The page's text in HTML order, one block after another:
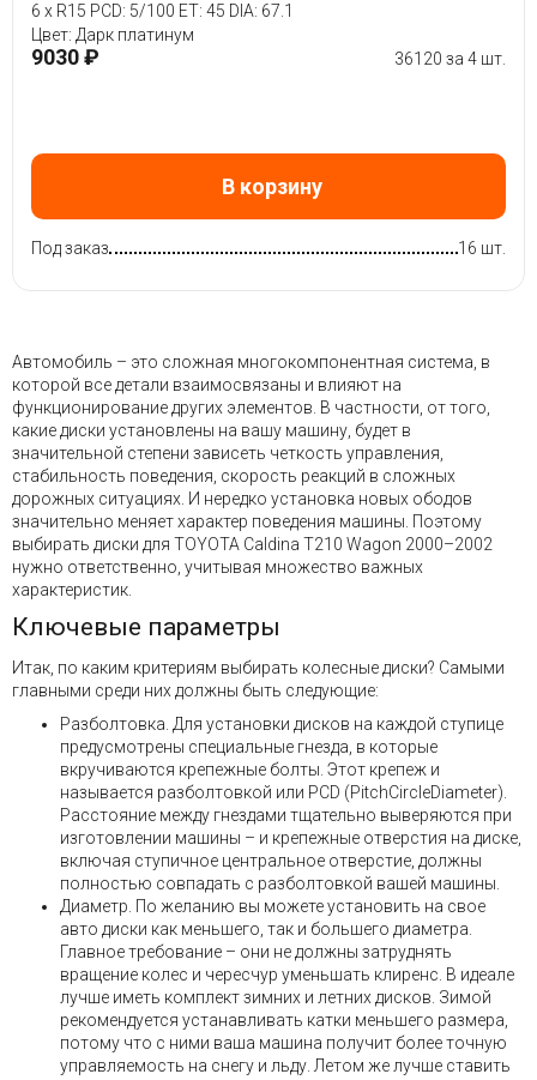
6 x R15 PCD: 5/100 ET: 45 DIA: 67.1
Цвет: Дарк платинум
9030 ₽ 36120 за 4 шт.
В корзину
Под заказ 16 шт.
Автомобиль – это сложная многокомпонентная система, в
которой все детали взаимосвязаны и влияют на
функционирование других элементов. В частности, от того,
какие диски установлены на вашу машину, будет в
значительной степени зависеть четкость управления,
стабильность поведения, скорость реакций в сложных
дорожных ситуациях. И нередко установка новых ободов
значительно меняет характер поведения машины. Поэтому
выбирать диски для TOYOTA Caldina T210 Wagon 2000–2002
нужно ответственно, учитывая множество важных
характеристик.
Ключевые параметры
Итак, по каким критериям выбирать колесные диски? Самыми
главными среди них должны быть следующие:
Разболтовка. Для установки дисков на каждой ступице
предусмотрены специальные гнезда, в которые
вкручиваются крепежные болты. Этот крепеж и
называется разболтовкой или PCD (PitchCircleDiameter).
Расстояние между гнездами тщательно выверяются при
изготовлении машины – и крепежные отверстия на диске,
включая ступичное центральное отверстие, должны
полностью совпадать с разболтовкой вашей машины.
Диаметр. По желанию вы можете установить на свое
авто диски как меньшего, так и большего диаметра.
Главное требование – они не должны затруднять
вращение колес и чересчур уменьшать клиренс. В идеале
лучше иметь комплект зимних и летних дисков. Зимой
рекомендуется устанавливать катки меньшего размера,
потому что с ними ваша машина получит более точную
управляемость на снегу и льду. Летом же лучше ставить